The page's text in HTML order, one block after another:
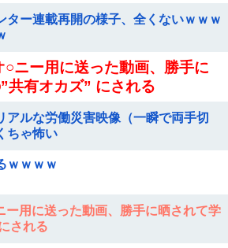
ター連載再開の様子、全くないｗｗｗ
ニー用に送った動画、勝手に
共有オカズ” にされる
アルな労働災害映像（一瞬で両手切
ちゃ怖い
ｗｗｗｗ
ー用に送った動画、勝手に晒されて学
される